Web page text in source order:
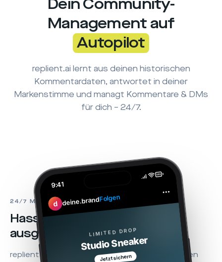
Dein Community-
Management auf
Autopilot
replient.ai lernt aus deinen historischen
Kommentardaten, antwortet in deiner
Markenstimme und managt Kommentare & DMs
für dich – 24/7.
9:41
d deine.brandFolgen
LIMITED DROP
Studio Sneaker
Jetzt sichern
24/7 MODERATION
Hass & Spam?
ausgeblendet.
replient.ai erkennt Spam, Hass und Beleidigungen